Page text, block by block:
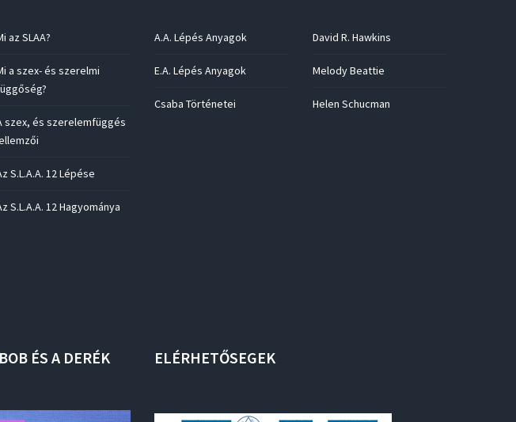
az SLAA?
a szex- és szerelmi
szex, és szerelemfüggés
S.L.A.A. 12 Lépése
S.L.A.A. 12 Hagyománya
A.A. Lépés Anyagok
E.A. Lépés Anyagok
Csaba Történetei
David R. Hawkins
Melody Beattie
Helen Schucman
BOB ÉS A DERÉK
ELÉRHETŐSEGEK